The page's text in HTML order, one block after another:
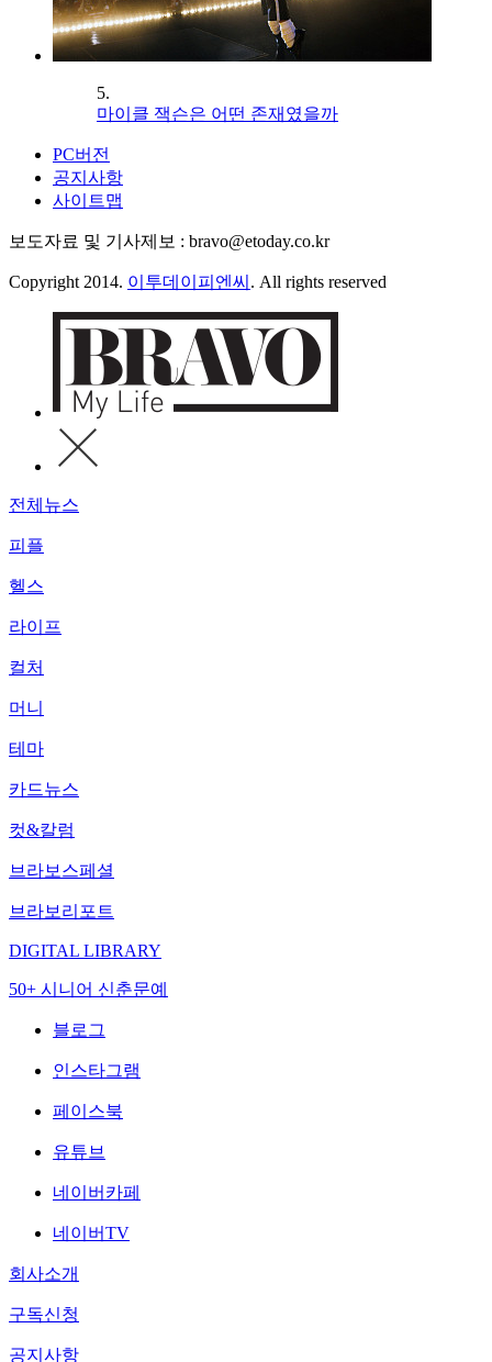
5.
마이클 잭슨은 어떤 존재였을까
PC버전
공지사항
사이트맵
보도자료 및 기사제보 : bravo@etoday.co.kr
Copyright 2014. 이투데이피엔씨 . All rights reserved
전체뉴스
피플
헬스
라이프
컬처
머니
테마
카드뉴스
컷&칼럼
브라보스페셜
브라보리포트
DIGITAL LIBRARY
50+ 시니어 신춘문예
블로그
인스타그램
페이스북
유튜브
네이버카페
네이버TV
회사소개
구독신청
공지사항